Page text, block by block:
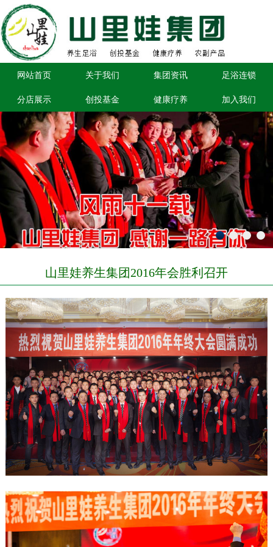
网站首页 关于我们 集团资讯 足浴连锁
分店展示 创投基金 健康疗养 加入我们
山里娃养生集团2016年会胜利召开